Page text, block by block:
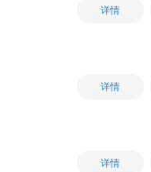
详情
详情
详情